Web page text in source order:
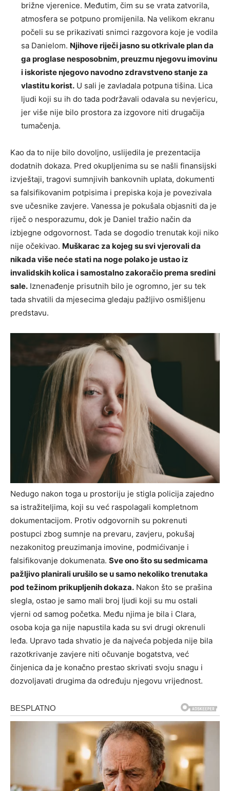
brižne vjerenice. Međutim, čim su se vrata zatvorila,
atmosfera se potpuno promijenila. Na velikom ekranu
počeli su se prikazivati snimci razgovora koje je vodila
sa Danielom. Njihove riječi jasno su otkrivale plan da
ga proglase nesposobnim, preuzmu njegovu imovinu
i iskoriste njegovo navodno zdravstveno stanje za
vlastitu korist. U sali je zavladala potpuna tišina. Lica
ljudi koji su ih do tada podržavali odavala su nevjericu,
jer više nije bilo prostora za izgovore niti drugačija
tumačenja.
Kao da to nije bilo dovoljno, uslijedila je prezentacija
dodatnih dokaza. Pred okupljenima su se našli finansijski
izvještaji, tragovi sumnjivih bankovnih uplata, dokumenti
sa falsifikovanim potpisima i prepiska koja je povezivala
sve učesnike zavjere. Vanessa je pokušala objasniti da je
riječ o nesporazumu, dok je Daniel tražio način da
izbjegne odgovornost. Tada se dogodio trenutak koji niko
nije očekivao. Muškarac za kojeg su svi vjerovali da
nikada više neće stati na noge polako je ustao iz
invalidskih kolica i samostalno zakoračio prema sredini
sale. Iznenađenje prisutnih bilo je ogromno, jer su tek
tada shvatili da mjesecima gledaju pažljivo osmišljenu
predstavu.
Nedugo nakon toga u prostoriju je stigla policija zajedno
sa istražiteljima, koji su već raspolagali kompletnom
dokumentacijom. Protiv odgovornih su pokrenuti
postupci zbog sumnje na prevaru, zavjeru, pokušaj
nezakonitog preuzimanja imovine, podmićivanje i
falsifikovanje dokumenata. Sve ono što su sedmicama
pažljivo planirali urušilo se u samo nekoliko trenutaka
pod težinom prikupljenih dokaza. Nakon što se prašina
slegla, ostao je samo mali broj ljudi koji su mu ostali
vjerni od samog početka. Među njima je bila i Clara,
osoba koja ga nije napustila kada su svi drugi okrenuli
leđa. Upravo tada shvatio je da najveća pobjeda nije bila
razotkrivanje zavjere niti očuvanje bogatstva, već
činjenica da je konačno prestao skrivati svoju snagu i
dozvoljavati drugima da određuju njegovu vrijednost.